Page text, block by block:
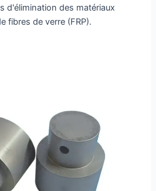
d'élimination des matériaux
fibres de verre (FRP).